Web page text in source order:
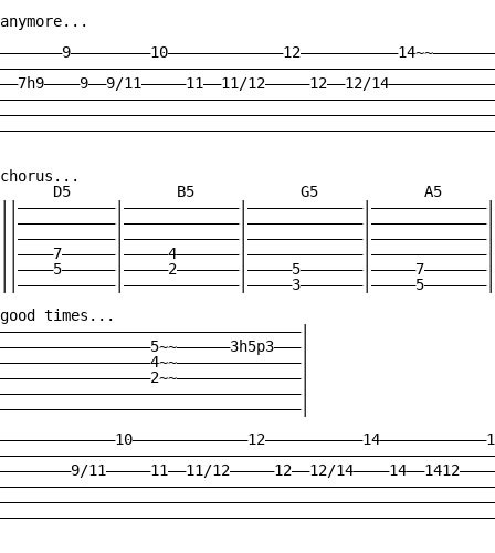
anymore...
——7h9————9——9/11—————11——11/12—————12——12/
chorus...
D5            B5            G5            A5
good times...
——————————————————————————————————|
—————————————————5~~——————3h5p3———|
—————————————————4~~——————————————|
—————————————————2~~——————————————|
——————————————————————————————————|
——————————————————————————————————|
————————9/11—————11——11/12—————12——12/